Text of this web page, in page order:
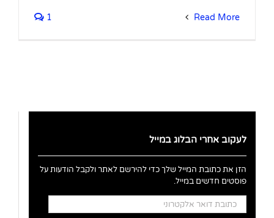
Read More
1
לעקוב אחרי הבלוג במייל
הזן את כתובת המייל שלך כדי להירשם לאתר ולקבל הודעות על
פוסטים חדשים במייל.
כתובת
דואר